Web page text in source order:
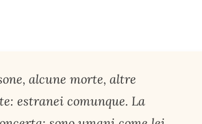
alcune morte, altre
estranei comunque. La